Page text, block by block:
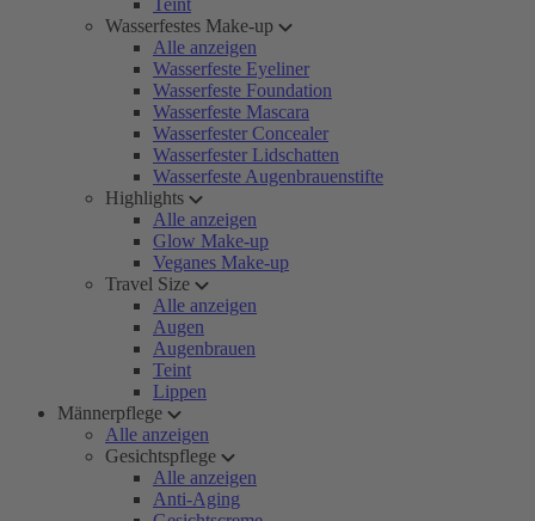
Teint
Wasserfestes Make-up
Alle anzeigen
Wasserfeste Eyeliner
Wasserfeste Foundation
Wasserfeste Mascara
Wasserfester Concealer
Wasserfester Lidschatten
Wasserfeste Augenbrauenstifte
Highlights
Alle anzeigen
Glow Make-up
Veganes Make-up
Travel Size
Alle anzeigen
Augen
Augenbrauen
Teint
Lippen
Männerpflege
Alle anzeigen
Gesichtspflege
Alle anzeigen
Anti-Aging